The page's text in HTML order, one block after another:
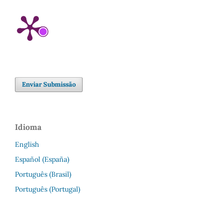
Enviar Submissão
Idioma
English
Español (España)
Português (Brasil)
Português (Portugal)